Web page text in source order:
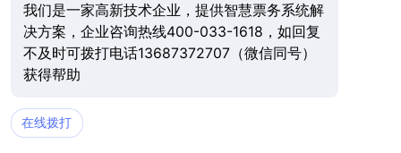
我们是一家高新技术企业，提供智慧票务系统解
决方案，企业咨询热线400-033-1618，如回复
不及时可拨打电话13687372707（微信同号）
获得帮助
在线拨打